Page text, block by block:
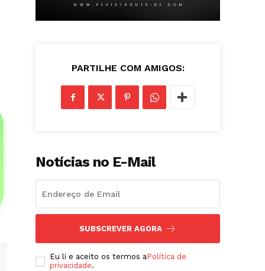
PARTILHE COM AMIGOS:
Notícias no E-Mail
SUBSCREVER AGORA
Eu li e aceito os termos aPolítica de
privacidade.